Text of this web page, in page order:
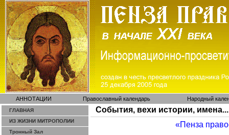
АННОТАЦИИ Православный календарь Народный
ГЛАВНАЯ
ИЗ ЖИЗНИ МИТРОПОЛИИ
Тронный Зал
События, вехи истории, имена...
«Пенза